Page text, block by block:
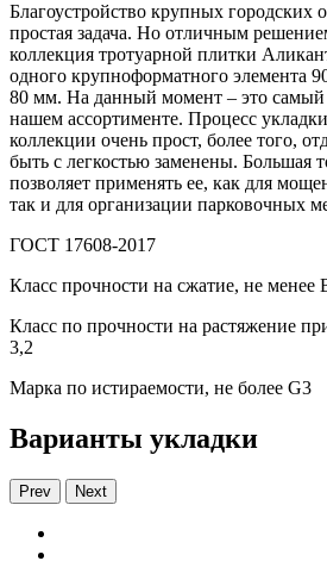
Благоустройство крупных городских
простая задача. Но отличным
коллекция тротуарной плитки
одного крупноформатного элемента
80 мм. На данный момент – это
нашем ассортименте. Процесс
коллекции очень прост, более того,
быть с легкостью заменены. Большая
позволяет применять ее, как для
так и для организации парковочных
ГОСТ 17608-2017
Класс прочности на сжатие, не менее
Класс по прочности на растяжение
3,2
Марка по истираемости, не более G3
Варианты укладки
Prev Next